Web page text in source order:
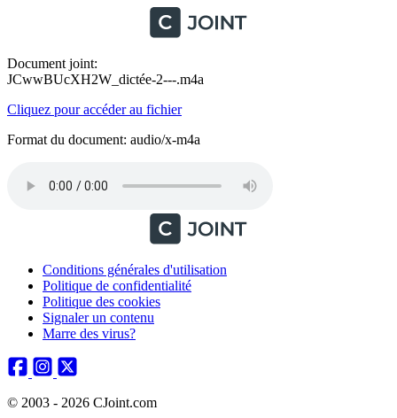
Document joint:
JCwwBUcXH2W_dictée-2---.m4a
Cliquez pour accéder au fichier
Format du document: audio/x-m4a
Conditions générales d'utilisation
Politique de confidentialité
Politique des cookies
Signaler un contenu
Marre des virus?
© 2003 - 2026 CJoint.com